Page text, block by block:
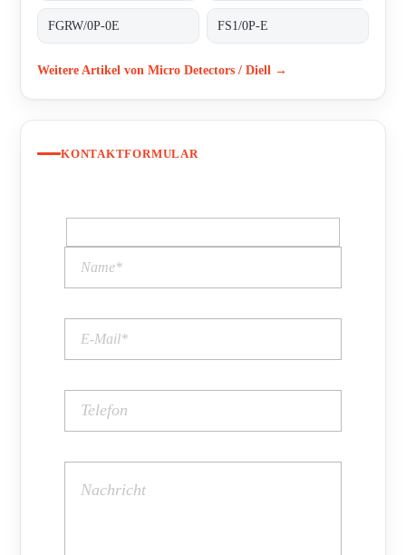
FGRW/0P-0E FS1/0P-E
Weitere Artikel von Micro Detectors / Diell →
KONTAKTFORMULAR